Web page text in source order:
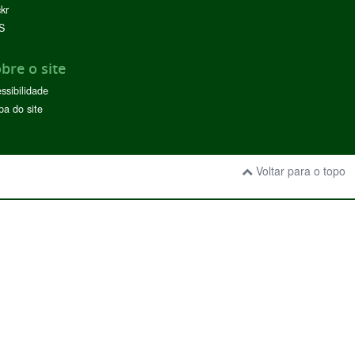
o site
do site
Voltar para o topo